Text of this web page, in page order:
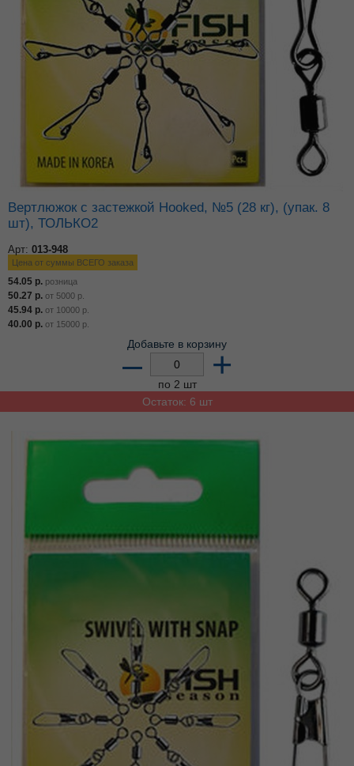
Вертлюжок с застежкой Hooked, №5 (28 кг), (упак. 8
шт), ТОЛЬКО2
Арт: 013-948
Цена от суммы ВСЕГО заказа
54.05 р. розница
50.27 р. от 5000 р.
45.94 р. от 10000 р.
40.00 р. от 15000 р.
Добавьте в корзину
– +
по 2 шт
Остаток: 6 шт